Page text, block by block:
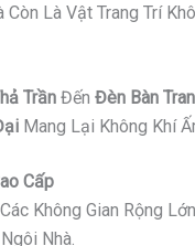
Là Vật Trang Trí
Trần Đến Đèn Bàn
Mang Lại Không Khí
Cấp
Không Gian Rộng
Nhà.